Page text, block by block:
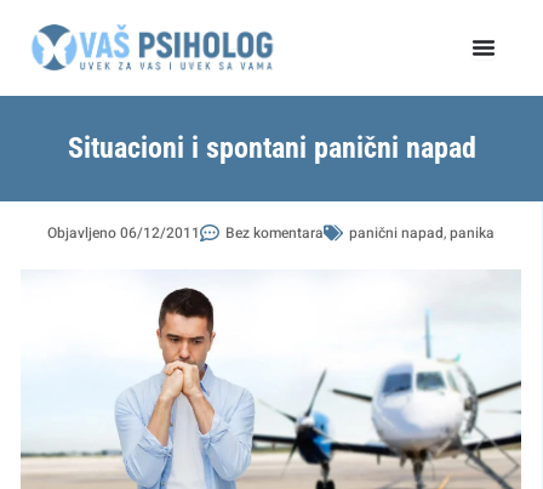
Situacioni i spontani panični napad
Objavljeno06/12/2011 Bez komentara panični napad,panika